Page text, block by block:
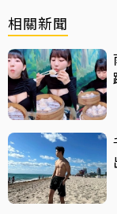
相關新聞